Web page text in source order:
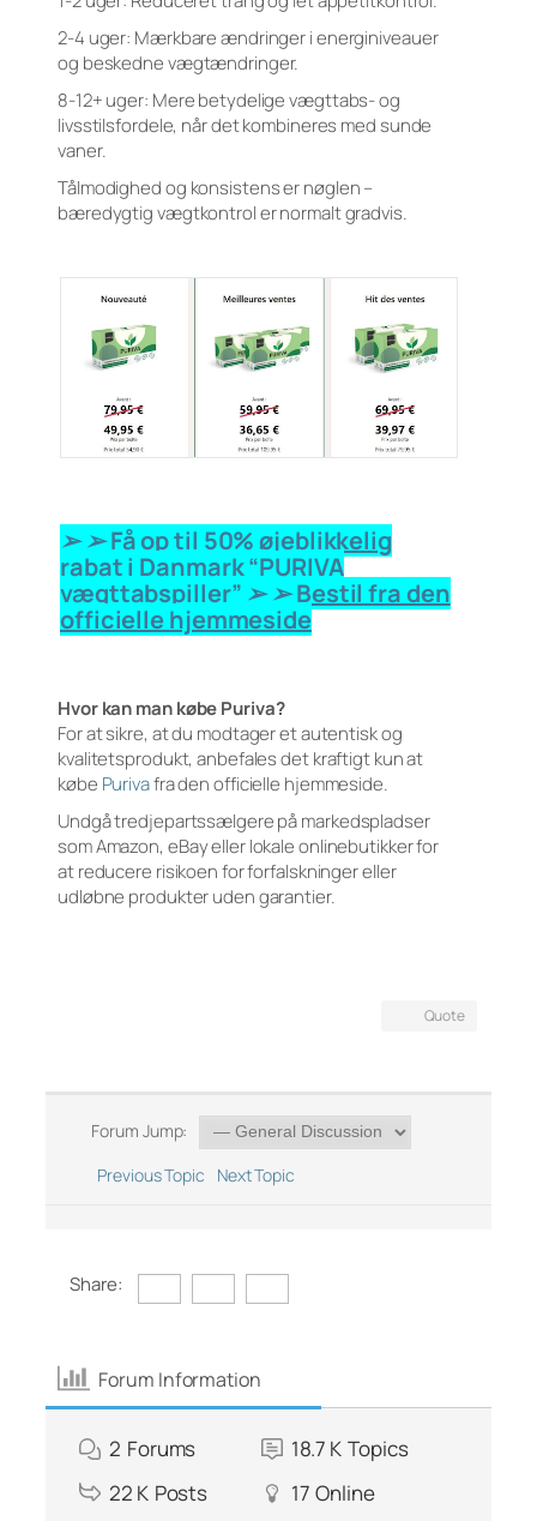
2-4 uger: Mærkbare ændringer i energiniveauer
og beskedne vægtændringer.
8-12+ uger: Mere betydelige vægttabs- og
livsstilsfordele, når det kombineres med sunde
vaner.
Tålmodighed og konsistens er nøglen –
bæredygtig vægtkontrol er normalt gradvis.
➢ ➢ Få op til 50% øjeblikkelig
rabat i Danmark “PURIVA
vægttabspiller” ➢ ➢ Bestil fra den
officielle hjemmeside
Hvor kan man købe Puriva?
For at sikre, at du modtager et autentisk og
kvalitetsprodukt, anbefales det kraftigt kun at
købe Purivafra den officielle hjemmeside.
Undgå tredjepartssælgere på markedspladser
som Amazon, eBay eller lokale onlinebutikker for
at reducere risikoen for forfalskninger eller
udløbne produkter uden garantier.
Quote
Forum Jump:
Previous Topic
Next Topic
Share:
Forum Information
2 Forums 18.7 K Topics
22 K Posts 17 Online